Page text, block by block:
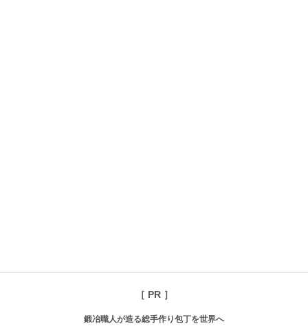
［ PR ］
鍛冶職人が造る総手作り包丁を世界へ